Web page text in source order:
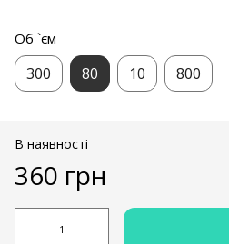
Об `єм
300 80 10 800
В наявності
360 грн